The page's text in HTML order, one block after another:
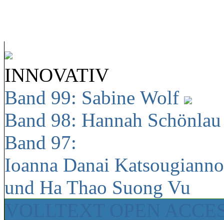
INNOVATIV
Band 99: Sabine Wolf
Band 98: Hannah
Band 97:
Ioanna Danai
und Ha Thao Suong Vu